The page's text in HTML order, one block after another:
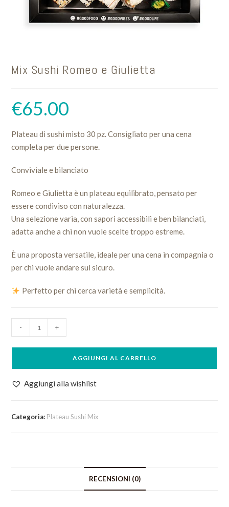
Mix Sushi Romeo e Giulietta
€65.00
Plateau di sushi misto 30 pz. Consigliato per una cena
completa per due persone.
Conviviale e bilanciato
Romeo e Giulietta è un plateau equilibrato, pensato per
essere condiviso con naturalezza.
Una selezione varia, con sapori accessibili e ben bilanciati,
adatta anche a chi non vuole scelte troppo estreme.
È una proposta versatile, ideale per una cena in compagnia o
per chi vuole andare sul sicuro.
Perfetto per chi cerca varietà e semplicità.
Sushi
Romeo
Giulietta
quantità
- +
AGGIUNGI AL CARRELLO
Aggiungi alla wishlist
Categoria: Plateau Sushi Mix
RECENSIONI (0)